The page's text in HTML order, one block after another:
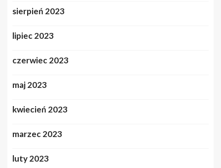
sierpień 2023
lipiec 2023
czerwiec 2023
maj 2023
kwiecień 2023
marzec 2023
luty 2023